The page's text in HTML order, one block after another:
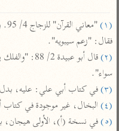
تفسير السمرقندي
تفسير الثعلبي
(١)
فقال: "زعم سيبويه".
(٢)
سواء".
(٣)
في كتاب أبي علي: عليه،
(٤)
البخال، غير موجودة في
(٥)